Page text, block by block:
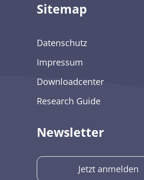
Sitemap
Datenschutz
Impressum
Downloadcenter
Research Guide
Newsletter
Jetzt anmelden